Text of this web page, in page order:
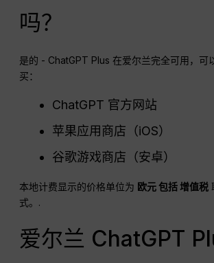
吗？
是的 - ChatGPT Plus 在爱尔兰完全可用，可
买：
ChatGPT 官方网站
苹果应用商店（iOS）
谷歌游戏商店（安卓）
本地计费显示的价格单位为 欧元包括增值税
式。.
爱尔兰 ChatGPT